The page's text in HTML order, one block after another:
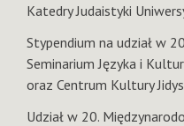
Katedry Judaistyki
Stypendium na udział w
Seminarium Języka i
oraz Centrum Kultury
Udział w 20.